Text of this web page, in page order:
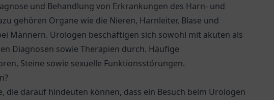
und Behandlung von Erkrankungen des Harn- und
gehören Organe wie die Nieren, Harnleiter, Blase und
Männern. Urologen beschäftigen sich sowohl mit akuten als
Diagnosen sowie Therapien durch. Häufige
Steine sowie sexuelle Funktionsstörungen.
die darauf hindeuten können, dass ein Besuch beim Urologen